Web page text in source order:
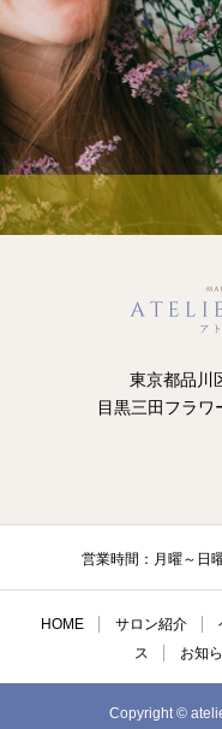
東京都品川
目黒三田フラ
営業時間：月曜～日
HOME サロン紹介
ス
お知
Copyright ©